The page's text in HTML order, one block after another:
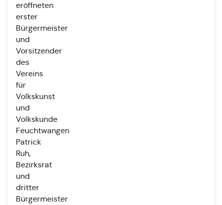
eröffneten
erster
Bürgermeister
und
Vorsitzender
des
Vereins
für
Volkskunst
und
Volkskunde
Feuchtwangen
Patrick
Ruh,
Bezirksrat
und
dritter
Bürgermeister